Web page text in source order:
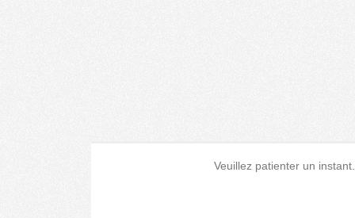
Veuillez patienter un